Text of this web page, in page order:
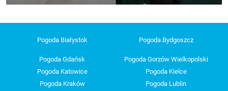
Pogoda Białystok Pogoda Bydgoszcz
Pogoda Gdańsk
Pogoda Gorzów Wielkopolski
Pogoda Katowice
Pogoda Kielce
Pogoda Kraków
Pogoda Lublin